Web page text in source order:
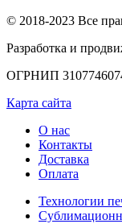
© 2018-2023 Все
Разработка и
ОГРНИП
Карта сайта
О нас
Контакты
Доставка
Оплата
Технологии